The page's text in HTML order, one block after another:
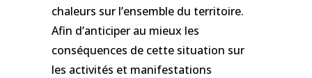
chaleurs sur l’ensemble du territoire.
Afin d’anticiper au mieux les
conséquences de cette situation sur
les activités et manifestations